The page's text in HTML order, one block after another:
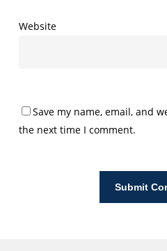
Website
Save my name, email, and
the next time I comment.